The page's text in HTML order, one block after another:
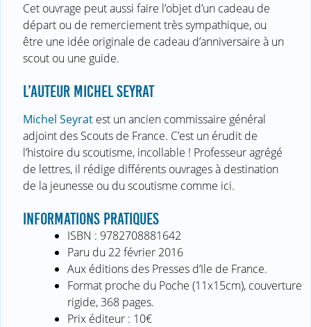
Cet ouvrage peut aussi faire l’objet d’un cadeau de
départ ou de remerciement très sympathique, ou
être une idée originale de cadeau d’anniversaire à un
scout ou une guide.
L’AUTEUR MICHEL SEYRAT
Michel Seyrat est un ancien commissaire général
adjoint des Scouts de France. C’est un érudit de
l’histoire du scoutisme, incollable ! Professeur agrégé
de lettres, il rédige différents ouvrages à destination
de la jeunesse ou du scoutisme comme ici.
INFORMATIONS PRATIQUES
ISBN : 9782708881642
Paru du 22 février 2016
Aux éditions des Presses d’Ile de France.
Format proche du Poche (11x15cm), couverture
rigide, 368 pages.
Prix éditeur : 10€